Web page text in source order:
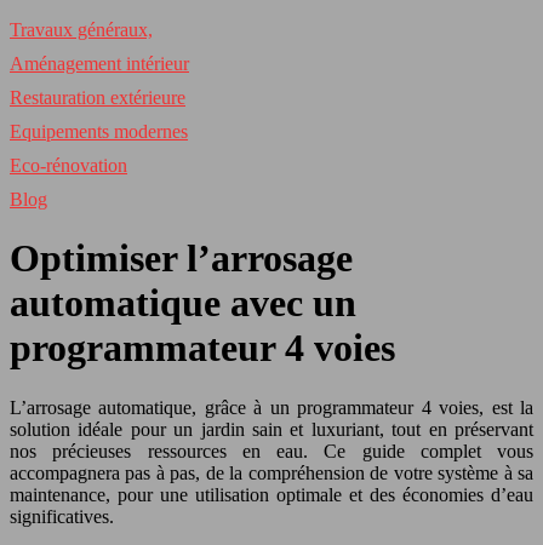
Travaux généraux,
Aménagement intérieur
Restauration extérieure
Equipements modernes
Eco-rénovation
Blog
Optimiser l’arrosage
automatique avec un
programmateur 4 voies
L’arrosage automatique, grâce à un programmateur 4 voies, est la
solution idéale pour un jardin sain et luxuriant, tout en préservant
nos précieuses ressources en eau. Ce guide complet vous
accompagnera pas à pas, de la compréhension de votre système à sa
maintenance, pour une utilisation optimale et des économies d’eau
significatives.